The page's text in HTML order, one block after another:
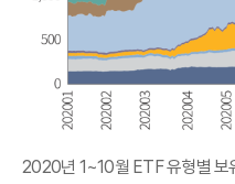
2020년 1~10월 ETF 유형별 보